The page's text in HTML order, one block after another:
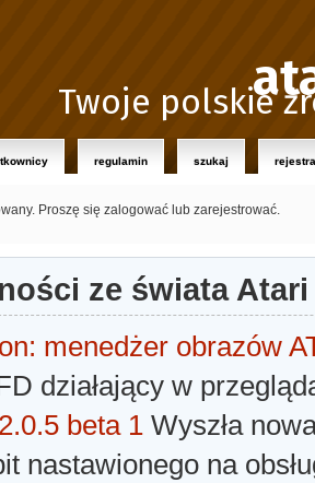
Twoje polskie
regulamin szukaj
Proszę się zalogować lub zarejestrować.
ze świata Atari
menedżer obrazów
działający w
beta 1 Wyszła
nastawionego na